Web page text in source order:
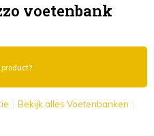
voetenbank
Bekijk alles Voetenbanken